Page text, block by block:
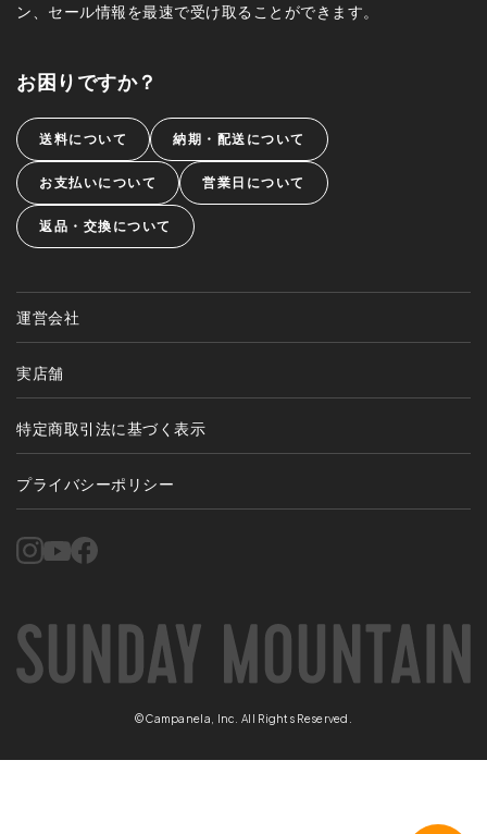
ン、セール情報を最速で受け取ることができます。
お困りですか？
送料について 納期・配送について
お支払いについて 営業日について
返品・交換について
運営会社
実店舗
特定商取引法に基づく表示
プライバシーポリシー
©Campanela, Inc. All Rights Reserved.